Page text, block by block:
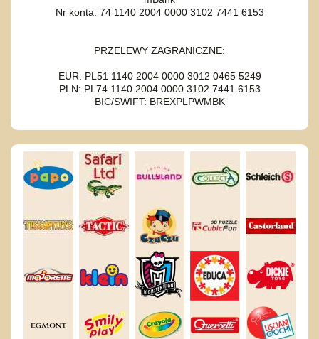
Nr konta: 74 1140 2004 0000 3102 7441 6153
PRZELEWY ZAGRANICZNE:
EUR: PL51 1140 2004 0000 3012 0465 5249
PLN: PL74 1140 2004 0000 3102 7441 6153
BIC/SWIFT: BREXPLPWMBK